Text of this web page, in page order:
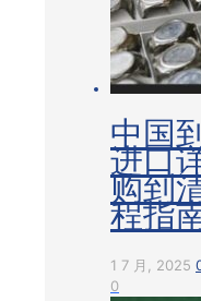
中国
进口
购到
程指
1 7 月, 2025
0